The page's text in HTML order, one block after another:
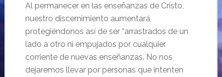
Al permanecer en las enseñanzas de Cristo,
nuestro discernimiento aumentará,
protegiéndonos así de ser “arrastrados de un
lado a otro ni empujados por cualquier
corriente de nuevas enseñanzas. No nos
dejaremos llevar por personas que intenten